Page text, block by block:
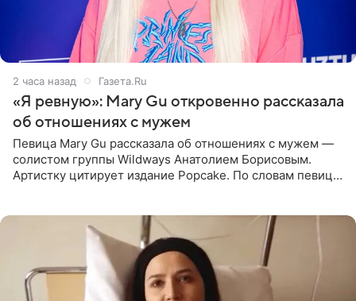
2 часа назад Газета.Ru
«Я ревную»: Mary Gu откровенно рассказала
об отношениях с мужем
Певица Mary Gu рассказала об отношениях с мужем —
солистом группы Wildways Анатолием Борисовым.
Артистку цитирует издание Popcake. По словам певицы,